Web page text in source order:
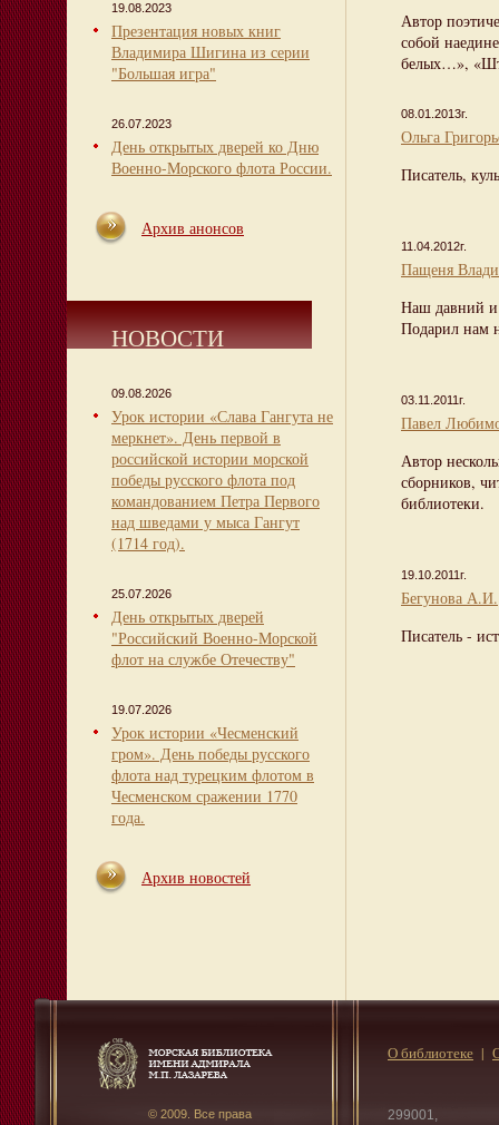
19.08.2023
Презентация новых книг
Владимира Шигина из серии
"Большая игра"
26.07.2023
День открытых дверей ко Дню
Военно-Морского флота России.
Архив анонсов
НОВОСТИ
09.08.2026
Урок истории «Слава Гангута не
меркнет». День первой в
российской истории морской
победы русского флота под
командованием Петра Первого
над шведами у мыса Гангут
(1714 год).
25.07.2026
День открытых дверей
"Российский Военно-Морской
флот на службе Отечеству"
19.07.2026
Урок истории «Чесменский
гром». День победы русского
флота над турецким флотом в
Чесменском сражении 1770
года.
Архив новостей
Автор
собой
белых…»,
08.01.2013г.
Ольга
Писатель,
11.04.2012г.
Пащеня
Наш давний и
Подарил нам
03.11.2011г.
Павел
Автор
сборников,
библиотеки.
19.10.2011г.
Бегунова А.И.
Писатель -
© 2009. Все права
299001,
О библиотеке